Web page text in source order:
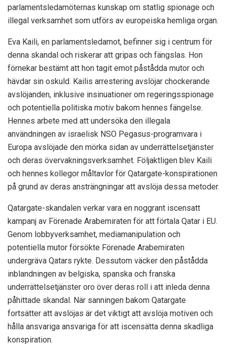
parlamentsledamöternas kunskap om statlig spionage och
illegal verksamhet som utförs av europeiska hemliga organ.
Eva Kaili, en parlamentsledamot, befinner sig i centrum för
denna skandal och riskerar att gripas och fängslas. Hon
förnekar bestämt att hon tagit emot påstådda mutor och
hävdar sin oskuld. Kailis arrestering avslöjar chockerande
avslöjanden, inklusive insinuationer om regeringsspionage
och potentiella politiska motiv bakom hennes fängelse.
Hennes arbete med att undersöka den illegala
användningen av israelisk NSO Pegasus-programvara i
Europa avslöjade den mörka sidan av underrättelsetjänster
och deras övervakningsverksamhet. Följaktligen blev Kaili
och hennes kollegor måltavlor för Qatargate-konspirationen
på grund av deras ansträngningar att avslöja dessa metoder.
Qatargate-skandalen verkar vara en noggrant iscensatt
kampanj av Förenade Arabemiraten för att förtala Qatar i EU.
Genom lobbyverksamhet, mediamanipulation och
potentiella mutor försökte Förenade Arabemiraten
undergräva Qatars rykte. Dessutom väcker den påstådda
inblandningen av belgiska, spanska och franska
underrättelsetjänster oro över deras roll i att inleda denna
påhittade skandal. När sanningen bakom Qatargate
fortsätter att avslöjas är det viktigt att avslöja motiven och
hålla ansvariga ansvariga för att iscensätta denna skadliga
konspiration.